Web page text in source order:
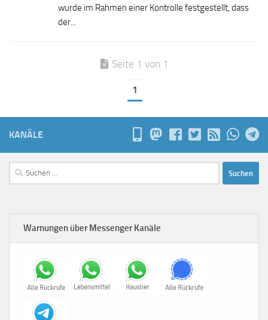
wurde im Rahmen einer Kontrolle festgestellt, dass
der...
Seite 1 von 1
1
KANÄLE
Suchen
nach:
Warnungen über Messenger Kanäle